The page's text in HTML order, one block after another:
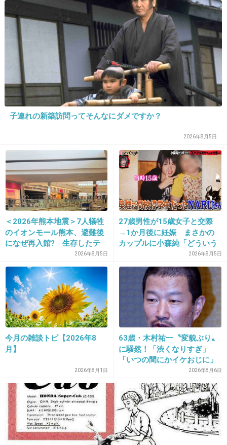
22. 匿名 2019/12/30(月) 21:00:01
8月くらいに妊娠に気づく感じだな
+6
23. 匿名 2019/12/30(月) 21:01:10
+5 -1
24. 匿名2019/12/30(月) 21:01:14
>>10
え、なんだ？なんかあったの？
-1
25. 匿名2019/12/30(月) 21:02:13
>>8
わからなかったねー。
実況トピだと結構キツイ意見も多かったけど、
26. 匿名 2019/12/30(月) 21:02:23
菊田さんおめでとう！
子連れの新築訪問ってそんなにダメですか？
2026年8月5日
＜2026年熊本地震＞7人犠牲
のイオンモール熊本、避難後
になぜ再入館? 生存したテ
ナント従業員ら証言、浮かび
上がる実態
2026年8月5日
27歳男性が15歳女子と交際
→1か月後に妊娠 まさかの
カップルに小森純「どういう
事？だいぶあぶねぇよ」2026年8月5日
今月の雑談トピ【2026年8
月】
2026年8月1日
63歳・木村祐一〝変貌ぶり〟
に騒然！「渋くなりすぎ」
「いつの間にかイケおじに」
2026年8月6日